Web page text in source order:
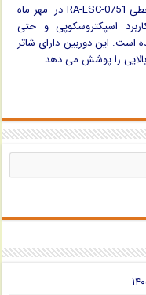
به حول و قوه الهی طراحی و ساخت دوربین خطی RA-LSC-0751 در مهر ماه
کاربرد اسپکتروسکوپی و حتی
است. این دوربین دارای شاتر
بالایی را پوشش می دهد. …